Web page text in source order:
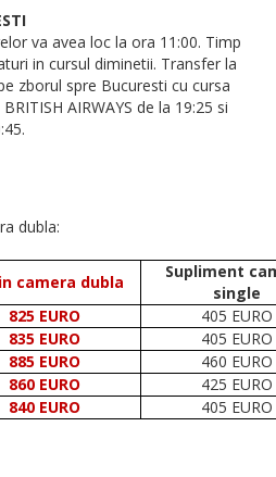
va avea loc la ora 11:00. Timp
in cursul diminetii. Transfer la
zborul spre Bucuresti cu cursa
AIRWAYS de la 19:25 si
dubla:
camera dubla
Supliment
single
825 EURO
405 EURO
835 EURO
405 EURO
885 EURO
460 EURO
860 EURO
425 EURO
840 EURO 405 EURO